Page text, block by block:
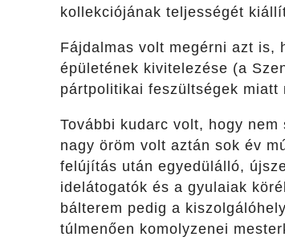
kollekciójának teljességét
Fájdalmas volt megérni azt is,
épületének kivitelezése (a
pártpolitikai feszültségek miatt
További kudarc volt, hogy
nagy öröm volt aztán sok év
felújítás után egyedülálló,
idelátogatók és a gyulaiak
bálterem pedig a
túlmenően komolyzenei